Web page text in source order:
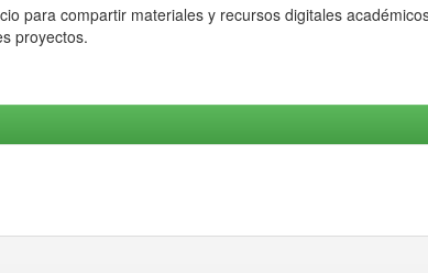
para compartir materiales y recursos digitales
proyectos.